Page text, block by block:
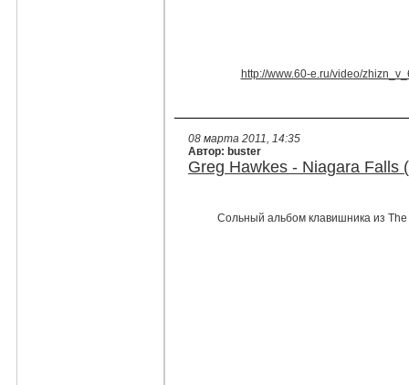
http://www.60-e.ru/video/
08 марта 2011, 14:35
Автор: buster
Greg Hawkes - Niagara Falls
Сольный альбом клавишника из